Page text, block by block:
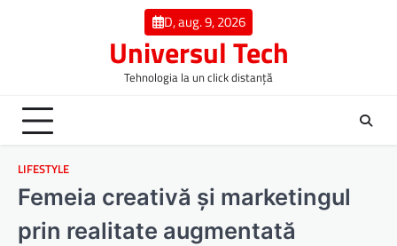
D, aug. 9, 2026
Universul Tech
Tehnologia la un click distanță
LIFESTYLE
Femeia creativă și marketingul
prin realitate augmentată